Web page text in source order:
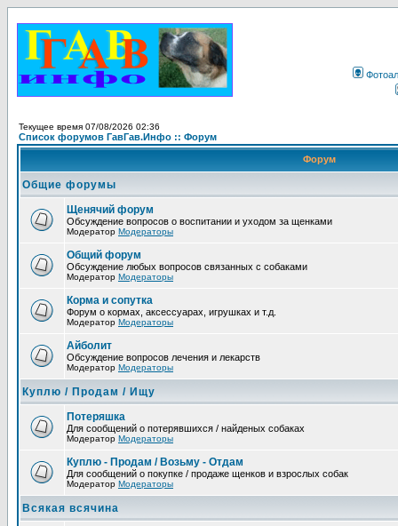
Текущее время 07/08/2026 02:36
Список форумов ГавГав.Инфо :: Форум
Форум
Общие форумы
Щенячий форум
Обсуждение вопросов о воспитании и уходом за щенками
Модератор Модераторы
Общий форум
Обсуждение любых вопросов связанных с собаками
Модератор Модераторы
Корма и сопутка
Форум о кормах, аксессуарах, игрушках и т.д.
Модератор Модераторы
Айболит
Обсуждение вопросов лечения и лекарств
Модератор Модераторы
Куплю / Продам / Ищу
Потеряшка
Для сообщений о потерявшихся / найденых собаках
Модератор Модераторы
Куплю - Продам / Возьму - Отдам
Для сообщений о покупке / продаже щенков и взрослых собак
Модератор Модераторы
Всякая всячина